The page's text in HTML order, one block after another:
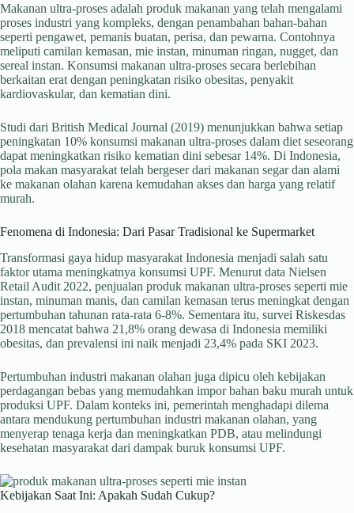
Makanan ultra-proses adalah produk makanan yang telah mengalami
proses industri yang kompleks, dengan penambahan bahan-bahan
seperti pengawet, pemanis buatan, perisa, dan pewarna. Contohnya
meliputi camilan kemasan, mie instan, minuman ringan, nugget, dan
sereal instan. Konsumsi makanan ultra-proses secara berlebihan
berkaitan erat dengan peningkatan risiko obesitas, penyakit
kardiovaskular, dan kematian dini.
Studi dari British Medical Journal (2019) menunjukkan bahwa setiap
peningkatan 10% konsumsi makanan ultra-proses dalam diet seseorang
dapat meningkatkan risiko kematian dini sebesar 14%. Di Indonesia,
pola makan masyarakat telah bergeser dari makanan segar dan alami
ke makanan olahan karena kemudahan akses dan harga yang relatif
murah.
Fenomena di Indonesia: Dari Pasar Tradisional ke Supermarket
Transformasi gaya hidup masyarakat Indonesia menjadi salah satu
faktor utama meningkatnya konsumsi UPF. Menurut data Nielsen
Retail Audit 2022, penjualan produk makanan ultra-proses seperti mie
instan, minuman manis, dan camilan kemasan terus meningkat dengan
pertumbuhan tahunan rata-rata 6-8%. Sementara itu, survei Riskesdas
2018 mencatat bahwa 21,8% orang dewasa di Indonesia memiliki
obesitas, dan prevalensi ini naik menjadi 23,4% pada SKI 2023.
Pertumbuhan industri makanan olahan juga dipicu oleh kebijakan
perdagangan bebas yang memudahkan impor bahan baku murah untuk
produksi UPF. Dalam konteks ini, pemerintah menghadapi dilema
antara mendukung pertumbuhan industri makanan olahan, yang
menyerap tenaga kerja dan meningkatkan PDB, atau melindungi
kesehatan masyarakat dari dampak buruk konsumsi UPF.
Kebijakan Saat Ini: Apakah Sudah Cukup?